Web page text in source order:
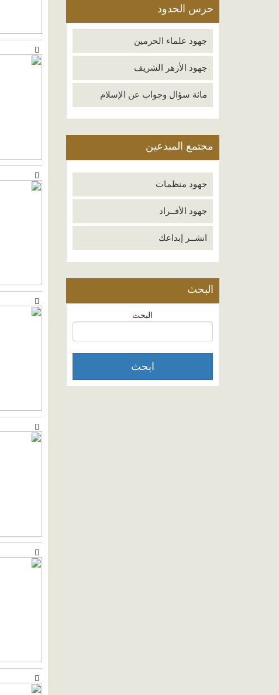
حرس الحدود
جهود علماء الحرمين
جهود الأزهر الشريف
مائة سؤال وجواب عن الإسلام
مجتمع المبدعين
جهود منظمات
جهود الأفــراد
انشــر إبداعك
البحث
البحث